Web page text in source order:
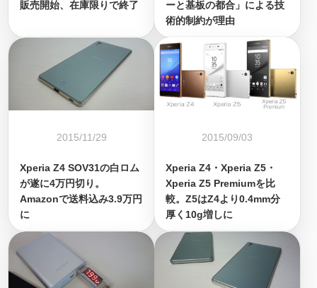
販売開始、在庫限りで終了
ーと基板の都合」による技
術的制約が理由
2015/11/29
Xperia Z4 SOV31の白ロム
が遂に4万円切り。
Amazonで送料込み3.9万円
に
2015/09/03
Xperia Z4・Xperia Z5・
Xperia Z5 Premiumを比
較。Z5はZ4より0.4mm分
厚く10g増しに